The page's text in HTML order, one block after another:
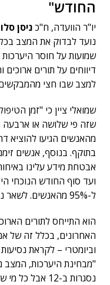
החודש"
יו"ר הוועדה, ח"כניסן
נועד לבדוק את המצב בכל
שמועות על חוסר
דיווחים על תורים
למצב שבו חצי מהמבקשים
שמואלי ציין כי "זמן
מהאנשים הגיעו להוציא
בתוקף. בנוסף, אנשים
אבטחת מידע עלינו
ועד סוף החודש הנוכחי
ל-95% מהאנשים. לשאר נמצא פתרון".
הוא התייחס לתורים
האחרונים, בכלל זה של
וביומטרי – לקראת
"מבחינת היערכות, המצב
נסגרות ב-12